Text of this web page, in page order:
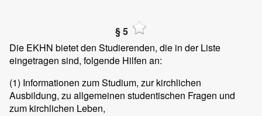
§ 5
Die EKHN bietet den Studierenden, die in der Liste
eingetragen sind, folgende Hilfen an:
(1) Informationen zum Studium, zur kirchlichen
Ausbildung, zu allgemeinen studentischen Fragen und
zum kirchlichen Leben,